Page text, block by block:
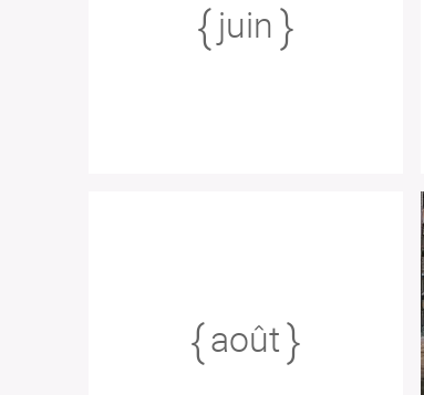
juin
août